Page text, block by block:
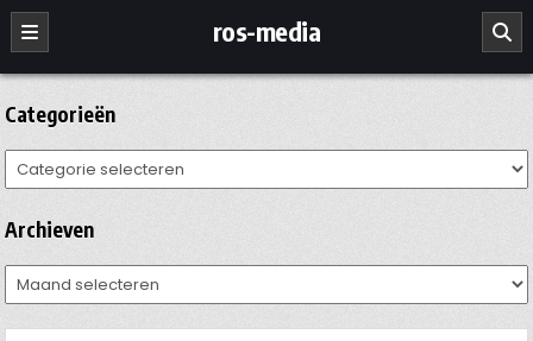
Ga
naar
de
inhoud
ros-media
Categorieën
Categorieën
Archieven
Archieven